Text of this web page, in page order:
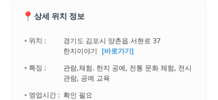
📍 상세 위치 정보
• 위치 :
경기도 김포시 양촌읍 서현로 37
한지이야기
[바로가기]
• 특징 :
관람,체험. 한지 공예, 전통 문화 체험, 전시
관람, 공예 교육
• 영업시간 : 확인 필요